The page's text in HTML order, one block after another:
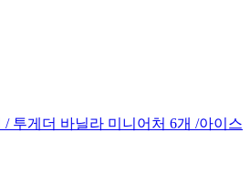
투게더 바닐라 미니어처 6개 /아이스